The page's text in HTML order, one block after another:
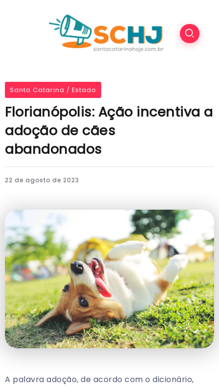
Santa Catarina / Estado
Florianópolis: Ação incentiva a
adoção de cães
abandonados
22 de agosto de 2023
A palavra adoção, de acordo com o dicionário,